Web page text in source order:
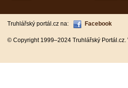
Truhlářský portál.cz na: Facebook
© Copyright 1999–2024 Truhlářský